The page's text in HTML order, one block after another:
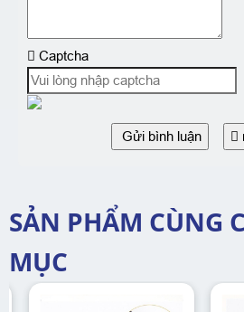
Captcha
Gửi bình luận
SẢN PHẨM CÙNG
MỤC